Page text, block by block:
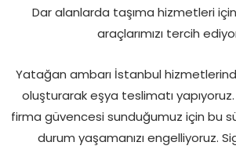
Dar alanlarda taşıma hizmetleri
araçlarımızı tercih
Yatağan ambarı İstanbul
oluşturarak eşya teslimatı
firma güvencesi sunduğumuz için bu
durum yaşamanızı engelliyoruz.